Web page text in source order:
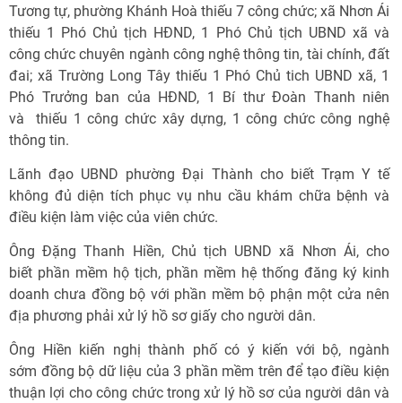
Tương tự, phường Khánh Hoà thiếu 7 công chức; xã Nhơn Ái
thiếu 1 Phó Chủ tịch HĐND, 1 Phó Chủ tịch UBND xã và
công chức chuyên ngành công nghệ thông tin, tài chính, đất
đai; xã Trường Long Tây thiếu 1 Phó Chủ tich UBND xã, 1
Phó Trưởng ban của HĐND, 1 Bí thư Đoàn Thanh niên
và thiếu 1 công chức xây dựng, 1 công chức công nghệ
thông tin.
Lãnh đạo UBND phường Đại Thành cho biết Trạm Y tế
không đủ diện tích phục vụ nhu cầu khám chữa bệnh và
điều kiện làm việc của viên chức.
Ông Đặng Thanh Hiền, Chủ tịch UBND xã Nhơn Ái, cho
biết phần mềm hộ tịch, phần mềm hệ thống đăng ký kinh
doanh chưa đồng bộ với phần mềm bộ phận một cửa nên
địa phương phải xử lý hồ sơ giấy cho người dân.
Ông Hiền kiến nghị thành phố có ý kiến với bộ, ngành
sớm đồng bộ dữ liệu của 3 phần mềm trên để tạo điều kiện
thuận lợi cho công chức trong xử lý hồ sơ của người dân và